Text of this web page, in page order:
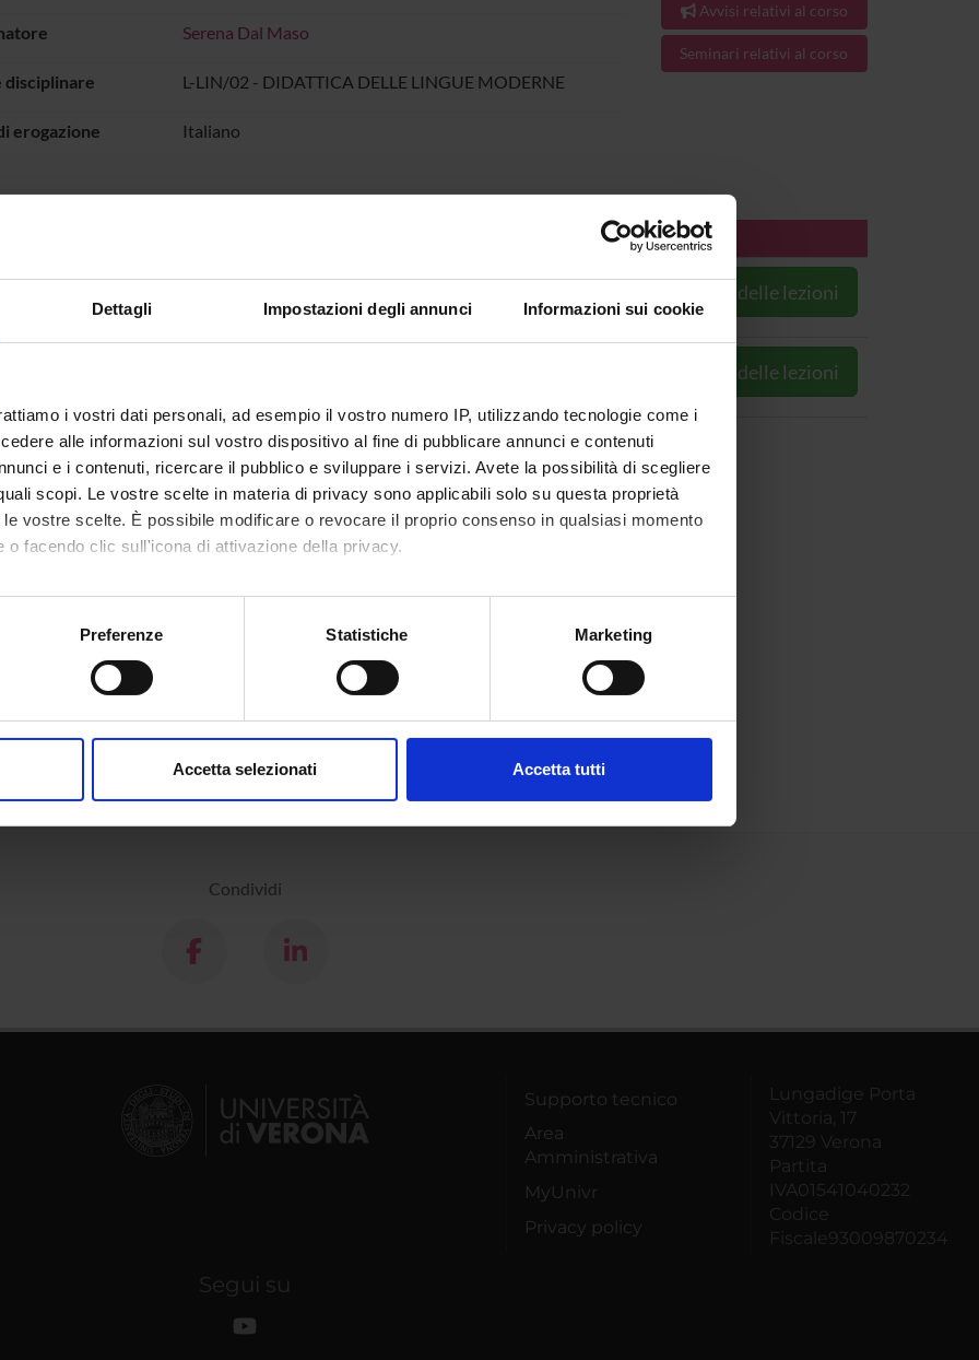
Dettagli Impostazioni degli annunci Informazioni sui cookie
i vostri dati personali, ad esempio il vostro numero IP, utilizzando tecnologie come i
alle informazioni sul vostro dispositivo al fine di pubblicare annunci e contenuti
e i contenuti, ricercare il pubblico e sviluppare i servizi. Avete la possibilità di scegliere
scopi. Le vostre scelte in materia di privacy sono applicabili solo su questa proprietà
vostre scelte. È possibile modificare o revocare il proprio consenso in qualsiasi momento
o facendo clic sull'icona di attivazione della privacy.
anche:
sulla tua posizione geografica, con un'approssimazione di qualche metro,
in qualsiasi momento dalla Dichiarazione sui cookie.
Preferenze Statistiche Marketing
Accetta selezionati Accetta tutti
Serena Dal Maso
disciplinare L-LIN/02 - DIDATTICA DELLE LINGUE MODERNE
erogazione Italiano
Avvisi relativi al corso
Seminari relativi al corso
ORARIO
2 Periodo Sabrina Piccinin
Vai all'orario delle lezioni
Vai all'orario delle lezioni
Condividi
Supporto tecnico
Area
Amministrativa
MyUnivr
Privacy policy
Lungadige Porta
Vittoria, 17
37129 Verona
Partita
IVA01541040232
Codice
Fiscale93009870234
Segui su